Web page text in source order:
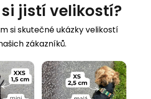
jistí velikostí?
si skutečné ukázky velikostí
zákazníků.